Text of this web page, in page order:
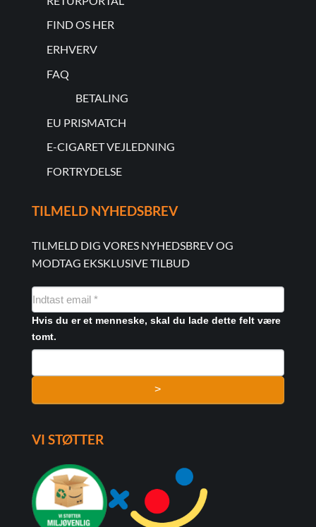
FIND OS HER
ERHVERV
FAQ
BETALING
EU PRISMATCH
E-CIGARET VEJLEDNING
FORTRYDELSE
TILMELD NYHEDSBREV
TILMELD DIG VORES NYHEDSBREV OG
MODTAG EKSKLUSIVE TILBUD
NYHEDSMAIL
FORMULAR
Hvis du er et menneske, skal du lade dette felt være
tomt.
>
VI STØTTER